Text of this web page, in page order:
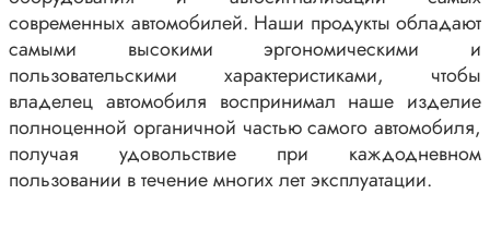
современных автомобилей. Наши продукты обладают
самыми высокими эргономическими и
пользовательскими характеристиками, чтобы
владелец автомобиля воспринимал наше изделие
полноценной органичной частью самого автомобиля,
получая удовольствие при каждодневном
пользовании в течение многих лет эксплуатации.